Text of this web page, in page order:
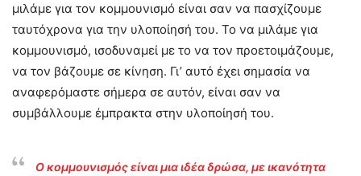
μιλάμε για τον κομμουνισμό είναι σαν να πασχίζουμε
ταυτόχρονα για την υλοποίησή του. Το να μιλάμε για
κομμουνισμό, ισοδυναμεί με το να τον προετοιμάζουμε,
να τον βάζουμε σε κίνηση. Γι’ αυτό έχει σημασία να
αναφερόμαστε σήμερα σε αυτόν, είναι σαν να
συμβάλλουμε έμπρακτα στην υλοποίησή του.
Ο κομμουνισμός είναι μια ιδέα δρώσα, με ικανότητα